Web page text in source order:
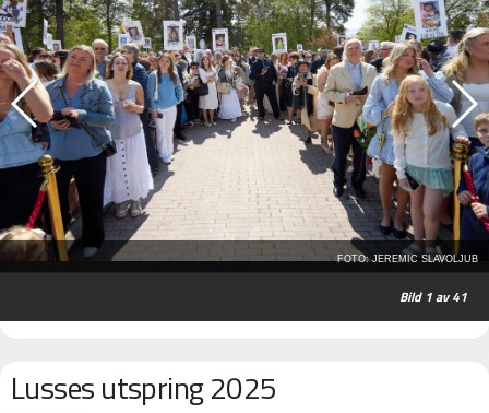
FOTO: JEREMIC SLAVOLJUB
1av 41
Lusses utspring 2025